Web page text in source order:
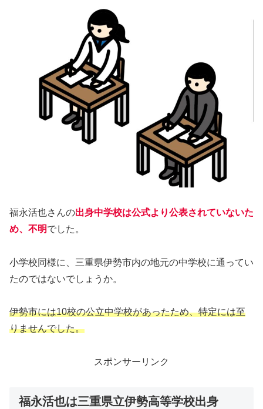
福永活也さんの出身中学校は公式より公表されていないた
め、不明でした。
小学校同様に、三重県伊勢市内の地元の中学校に通ってい
たのではないでしょうか。
伊勢市には10校の公立中学校があったため、特定には至
りませんでした。
スポンサーリンク
福永活也は三重県立伊勢高等学校出身